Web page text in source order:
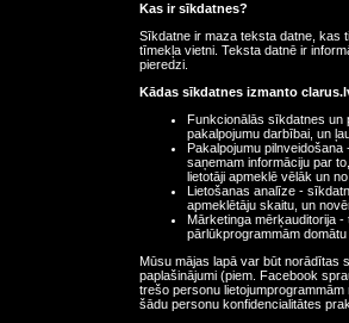
Kas ir sīkdatnes?
Sīkdatne ir maza teksta datne, kas
tīmekļa vietni. Teksta datnē ir
pieredzi.
Kādas sīkdatnes izmanto
Funkcionālās sīkdatnes un
pakalpojumu darbībai, un
Pakalpojumu
saņemam informāciju par
lietotāji apmeklē vēlāk un
Lietošanas analīze -
apmeklētāju skaitu, un
Mārketinga mērķauditorija
pārlūkprogrammām
Mūsu mājas lapā var būt norādītas
paplašinājumi (piem. Facebook
trešo personu
šādu personu konfidencialitātes